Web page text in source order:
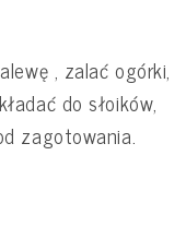
, zalać ogórki,
do słoików,
zagotowania.